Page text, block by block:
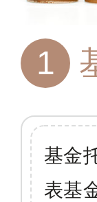
1
基金
表基